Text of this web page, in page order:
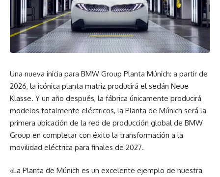
Una nueva inicia para BMW Group Planta Múnich: a partir de
2026, la icónica planta matriz producirá el sedán Neue
Klasse. Y un año después, la fábrica únicamente producirá
modelos totalmente eléctricos, la Planta de Múnich será la
primera ubicación de la red de producción global de BMW
Group en completar con éxito la transformación a la
movilidad eléctrica para finales de 2027.
«La Planta de Múnich es un excelente ejemplo de nuestra